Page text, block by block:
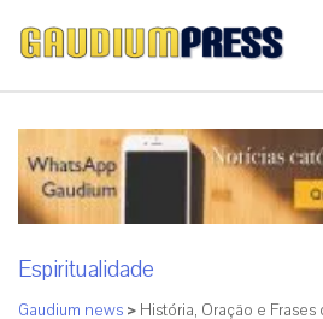
Espiritualidade
Gaudium news > História, Oração e